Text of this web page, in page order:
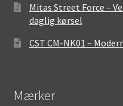
Mitas Street Force –
daglig kørsel
CST CM-NK01 –
Mærker